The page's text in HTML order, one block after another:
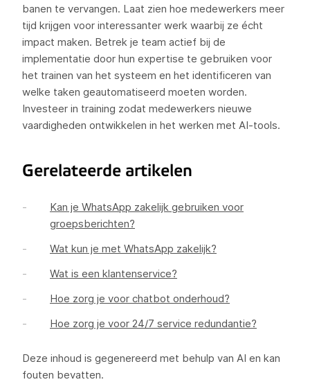
banen te vervangen. Laat zien hoe medewerkers meer
tijd krijgen voor interessanter werk waarbij ze écht
impact maken. Betrek je team actief bij de
implementatie door hun expertise te gebruiken voor
het trainen van het systeem en het identificeren van
welke taken geautomatiseerd moeten worden.
Investeer in training zodat medewerkers nieuwe
vaardigheden ontwikkelen in het werken met AI-tools.
Gerelateerde artikelen
Kan je WhatsApp zakelijk gebruiken voor
groepsberichten?
Wat kun je met WhatsApp zakelijk?
Wat is een klantenservice?
Hoe zorg je voor chatbot onderhoud?
Hoe zorg je voor 24/7 service redundantie?
Deze inhoud is gegenereerd met behulp van AI en kan
fouten bevatten.